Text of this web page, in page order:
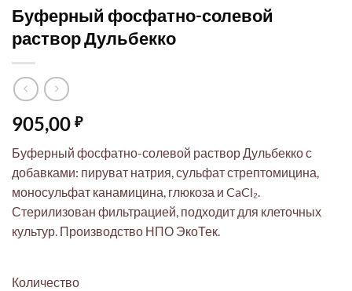
Буферный фосфатно-солевой
раствор Дульбекко
905,00 ₽
Буферный фосфатно-солевой раствор Дульбекко с
добавками: пируват натрия, сульфат стрептомицина,
моносульфат канамицина, глюкоза и CaCl₂.
Стерилизован фильтрацией, подходит для клеточных
культур. Производство НПО ЭкоТек.
Количество